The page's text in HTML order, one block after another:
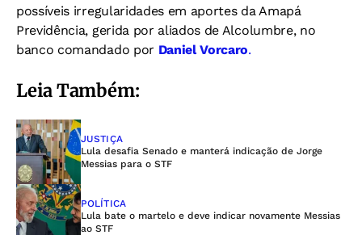
possíveis irregularidades em aportes da Amapá
Previdência, gerida por aliados de Alcolumbre, no
banco comandado por Daniel Vorcaro.
Leia Também:
JUSTIÇA
Lula desafia Senado e manterá indicação de Jorge
Messias para o STF
POLÍTICA
Lula bate o martelo e deve indicar novamente Messias
ao STF